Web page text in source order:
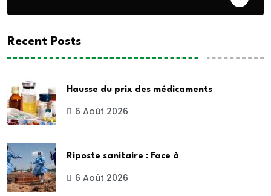
Recent Posts
Hausse du prix des médicaments
6 Août 2026
Riposte sanitaire : Face à
6 Août 2026